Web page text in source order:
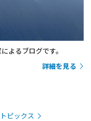
よるブログです。
詳細を見る
ピックス